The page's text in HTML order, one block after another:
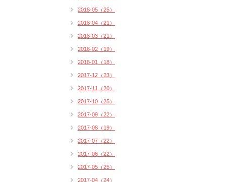
2018-05（25）
2018-04（21）
2018-03（21）
2018-02（19）
2018-01（18）
2017-12（23）
2017-11（20）
2017-10（25）
2017-09（22）
2017-08（19）
2017-07（22）
2017-06（22）
2017-05（25）
2017-04（24）